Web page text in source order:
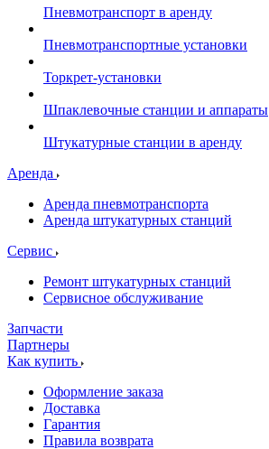
Пневмотранспорт в аренду
Пневмотранспортные установки
Торкрет-установки
Шпаклевочные станции и аппараты
Штукатурные станции в аренду
Аренда
Аренда пневмотранспорта
Аренда штукатурных станций
Сервис
Ремонт штукатурных станций
Сервисное обслуживание
Запчасти
Партнеры
Как купить
Оформление заказа
Доставка
Гарантия
Правила возврата